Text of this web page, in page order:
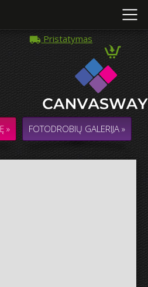
Pristatymas
» FOTODROBIŲ GALERIJA »
Nuotraukos
iš kelių Nuotraukų